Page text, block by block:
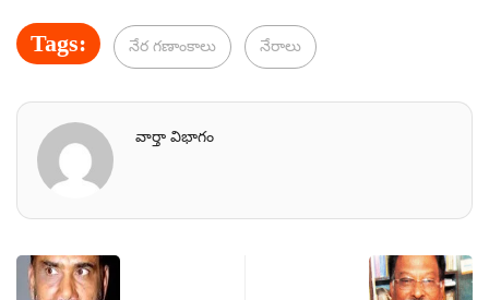
Tags: నేర గణాంకాలు నేరాలు
వార్తా విభాగం